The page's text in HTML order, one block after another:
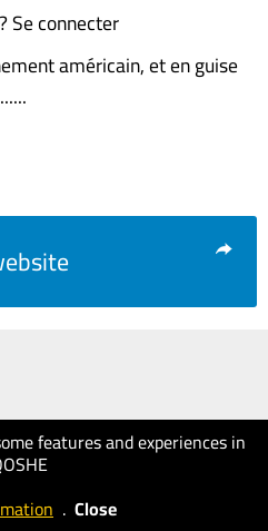
features and experiences in
. Close
Se connecter
américain, et en guise